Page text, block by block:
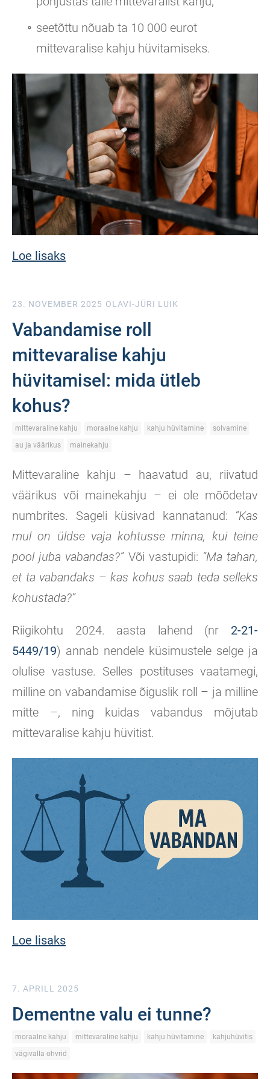
seetõttu nõuab ta 10 000 eurot
mittevaralise kahju hüvitamiseks.
Loe lisaks
23. NOVEMBER 2025 OLAVI-JÜRI LUIK
Vabandamise roll
mittevaralise kahju
hüvitamisel: mida ütleb
kohus?
mittevaraline kahju moraalne kahju kahju hüvitamine
solvamine
au ja väärikus
mainekahju
Mittevaraline kahju – haavatud au, riivatud
väärikus või mainekahju – ei ole mõõdetav
numbrites. Sageli küsivad kannatanud: “Kas
mul on üldse vaja kohtusse minna, kui teine
pool juba vabandas?”Või vastupidi: “Ma tahan,
et ta vabandaks – kas kohus saab teda selleks
kohustada?”
Riigikohtu 2024. aasta lahend (nr 2-21-
5449/19) annab nendele küsimustele selge ja
olulise vastuse. Selles postituses vaatamegi,
milline on vabandamise õiguslik roll – ja milline
mitte –, ning kuidas vabandus mõjutab
mittevaralise kahju hüvitist.
Loe lisaks
7. APRILL 2025
Dementne valu ei tunne?
moraalne kahju mittevaraline kahju kahju hüvitamine
kahjuhüvitis
vägivalla ohvrid